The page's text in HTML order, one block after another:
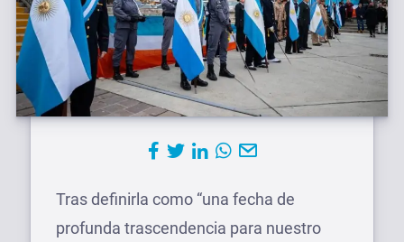
Tras definirla como “una fecha de
profunda trascendencia para nuestro